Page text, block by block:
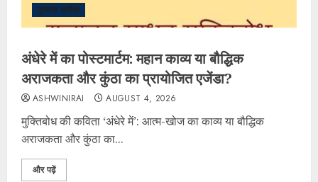
पुस्तक समीक्षा
अंधेरे में का पोस्टमार्टम: महान काव्य या बौद्धिक
अराजकता और कुंठा का प्रायोजित एजेंडा?
ASHWINIRAI AUGUST 4, 2026
मुक्तिबोध की कविता ‘अंधेरे में’: आत्म-खोज का काव्य या बौद्धिक
अराजकता और कुंठा का...
और पढ़ें